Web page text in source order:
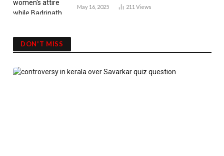
May 16, 2025 211 Views
DON'T MISS